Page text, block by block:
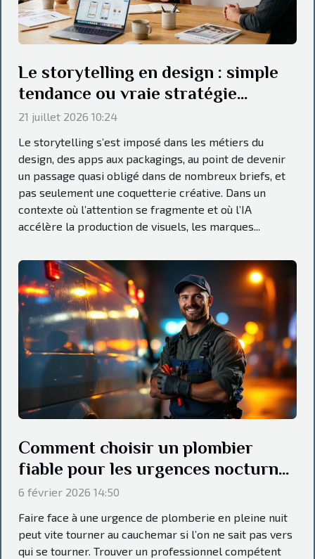
Le storytelling en design : simple
tendance ou vraie stratégie
d’engagement
21 juillet 2026 10:24
Le storytelling s’est imposé dans les métiers du
design, des apps aux packagings, au point de devenir
un passage quasi obligé dans de nombreux briefs, et
pas seulement une coquetterie créative. Dans un
contexte où l’attention se fragmente et où l’IA
accélère la production de visuels, les marques...
Comment choisir un plombier
fiable pour les urgences nocturnes
?
6 février 2026 14:50
Faire face à une urgence de plomberie en pleine nuit
peut vite tourner au cauchemar si l’on ne sait pas vers
qui se tourner. Trouver un professionnel compétent